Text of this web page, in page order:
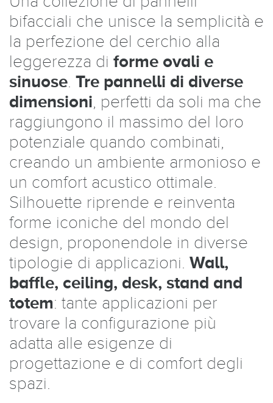
bifacciali che unisce la semplicità e
la perfezione del cerchio alla
leggerezza di forme ovali e
sinuose. Tre pannelli di diverse
dimensioni, perfetti da soli ma che
raggiungono il massimo del loro
potenziale quando combinati,
creando un ambiente armonioso e
un comfort acustico ottimale.
Silhouette riprende e reinventa
forme iconiche del mondo del
design, proponendole in diverse
tipologie di applicazioni. Wall,
baffle, ceiling, desk, stand and
totem: tante applicazioni per
trovare la configurazione più
adatta alle esigenze di
progettazione e di comfort degli
spazi.